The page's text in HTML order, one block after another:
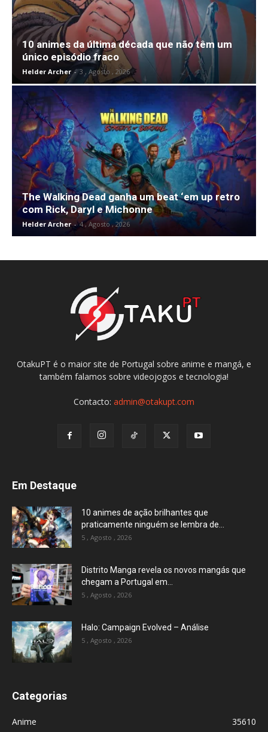
10 animes da última década que não têm um
único episódio fraco
Helder Archer - 3 , Agosto , 2026
The Walking Dead ganha um beat ‘em up retro
com Rick, Daryl e Michonne
Helder Archer - 4 , Agosto , 2026
OtakuPT é o maior site de Portugal sobre anime e mangá, e
também falamos sobre videojogos e tecnologia!
Contacto: admin@otakupt.com
Em Destaque
10 animes de ação brilhantes que
praticamente ninguém se lembra de...
5 , Agosto , 2026
Distrito Manga revela os novos mangás que
chegam a Portugal em...
5 , Agosto , 2026
Halo: Campaign Evolved – Análise
5 , Agosto , 2026
Categorias
Anime 35610